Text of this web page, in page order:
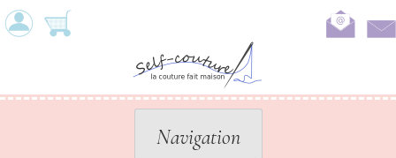
Skip
Navigation